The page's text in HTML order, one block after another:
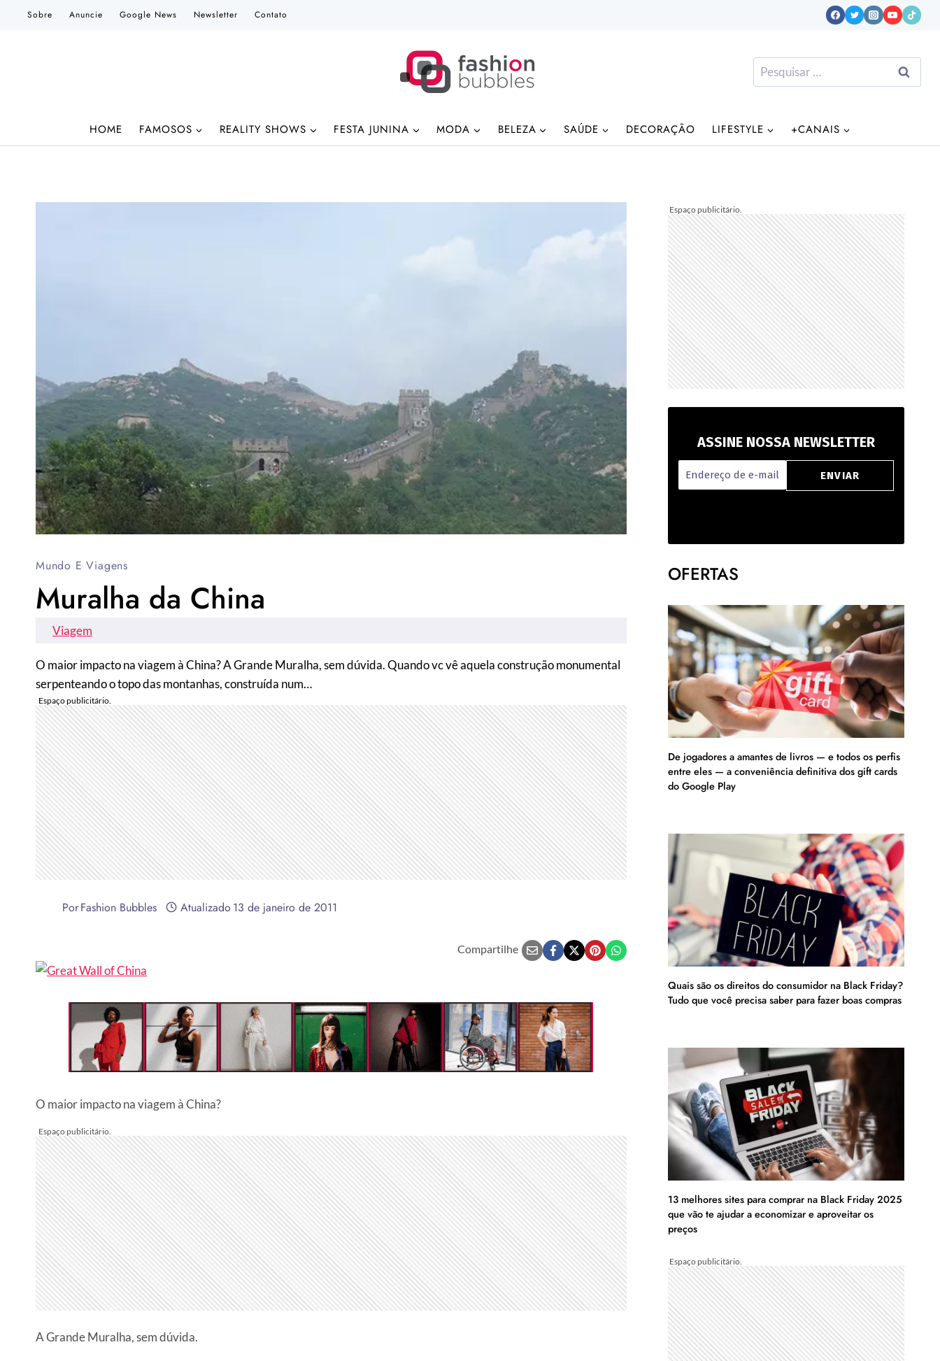
Sobre Anuncie Google News Newsletter Contato
Pesquisar
por:
HOME FAMOSOS REALITY SHOWS FESTA JUNINA MODA BELEZA SAÚDE DECORAÇÃO LIFESTYLE +CANAIS
Mundo E Viagens
Muralha da China
Viagem
O maior impacto na viagem à China? A Grande Muralha, sem dúvida. Quando vc vê aquela construção monumental
serpenteando o topo das montanhas, construída num…
PorFashion Bubbles Atualizado13 de janeiro de 2011
Compartilhe
O maior impacto na viagem à China?
A Grande Muralha, sem dúvida.
ASSINE NOSSA NEWSLETTER
OFERTAS
De jogadores a amantes de livros — e todos os perfis
entre eles — a conveniência definitiva dos gift cards
do Google Play
Quais são os direitos do consumidor na Black Friday?
Tudo que você precisa saber para fazer boas compras
13 melhores sites para comprar na Black Friday 2025
que vão te ajudar a economizar e aproveitar os
preços